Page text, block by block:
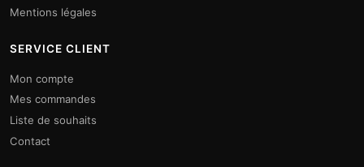
Mentions légales
SERVICE CLIENT
Mon compte
Mes commandes
Liste de souhaits
Contact